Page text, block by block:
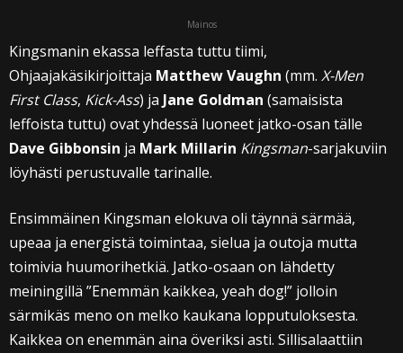
Mainos
Kingsmanin ekassa leffasta tuttu tiimi,
Ohjaajakäsikirjoittaja Matthew Vaughn (mm. X-Men
First Class, Kick-Ass) ja Jane Goldman (samaisista
leffoista tuttu) ovat yhdessä luoneet jatko-osan tälle
Dave Gibbonsin ja Mark Millarin Kingsman-sarjakuviin
löyhästi perustuvalle tarinalle.
Ensimmäinen Kingsman elokuva oli täynnä särmää,
upeaa ja energistä toimintaa, sielua ja outoja mutta
toimivia huumorihetkiä. Jatko-osaan on lähdetty
meiningillä ”Enemmän kaikkea, yeah dog!” jolloin
särmikäs meno on melko kaukana lopputuloksesta.
Kaikkea on enemmän aina överiksi asti. Sillisalaattiin